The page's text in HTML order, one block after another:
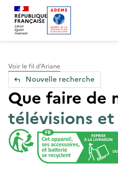
Accueil — Que Faire de
Voir le fil d’Ariane
Nouvelle recherche
Que faire de
télévisions et